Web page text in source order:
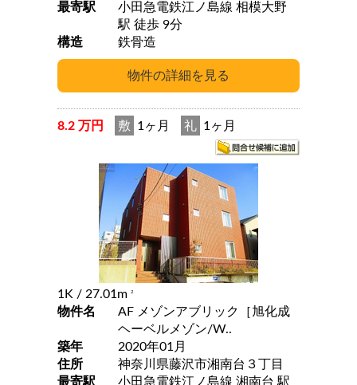
最寄駅
小田急電鉄江ノ島線 相模大野
駅 徒歩 9分
構造
鉄骨造
8.2 万円 敷 1ヶ月 礼 1ヶ月
1K / 27.01m 2
物件名
AF メゾンアブリック［旭化成
ヘーベルメゾン/W..
築年
2020年01月
住所
神奈川県藤沢市湘南台３丁目
最寄駅
小田急電鉄江ノ島線 湘南台 駅